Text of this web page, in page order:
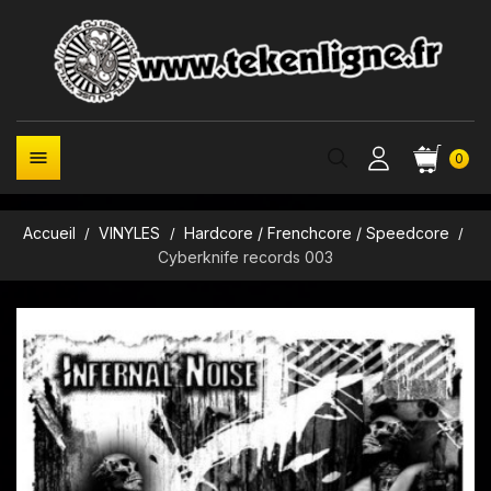
0

Accueil VINYLES
Hardcore / Frenchcore / Speedcore
Cyberknife records 003